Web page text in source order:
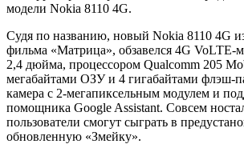
модели Nokia 8110 4G.
Судя по названию, новый Nokia 8110 4G
фильма «Матрица», обзавелся 4G VoLTE-
2,4 дюйма, процессором Qualcomm 205
мегабайтами ОЗУ и 4 гигабайтами флэш-
камера с 2-мегапиксельным модулем и
помощника Google Assistant. Совсем
пользователи смогут сыграть в
обновленную «Змейку».